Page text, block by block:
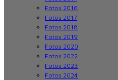
Fotos 2016
Fotos 2017
Fotos 2018
Fotos 2019
Fotos 2020
Fotos 2022
Fotos 2023
Fotos 2024